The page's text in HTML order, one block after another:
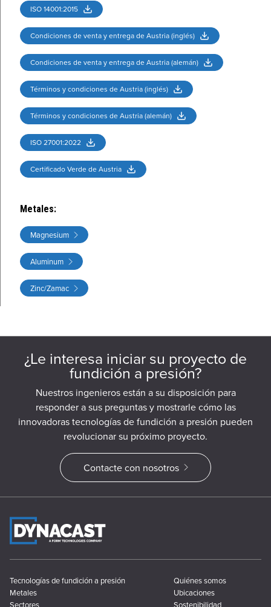
ISO 14001:2015
Condiciones de venta y entrega de Austria (inglés)
Condiciones de venta y entrega de Austria (alemán)
Términos y condiciones de Austria (inglés)
Términos y condiciones de Austria (alemán)
ISO 27001:2022
Certificado Verde de Austria
Metales:
Magnesium
Aluminum
Zinc/Zamac
¿Le interesa iniciar su proyecto de
fundición a presión?
Nuestros ingenieros están a su disposición para
responder a sus preguntas y mostrarle cómo las
innovadoras tecnologías de fundición a presión pueden
revolucionar su próximo proyecto.
Contacte con nosotros
Tecnologías de fundición a presión
Metales
Sectores
Quiénes somos
Ubicaciones
Sostenibilidad